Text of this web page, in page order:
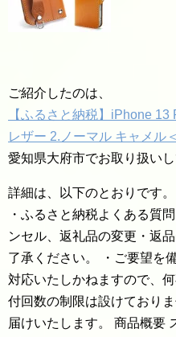
ご紹介したのは、
【ふるさと納税】iPhone
レザー 2.ノーマル キャメル
愛知県大府市でお取り扱いし
詳細は、以下のとおりです。
・ふるさと納税よくある質
ンセル、返礼品の変更・返
了承ください。 ・ご要望を
対応いたしかねますので、
付回数の制限は設けており
届けいたします。 商品概要